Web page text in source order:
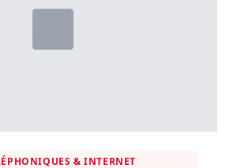
& INTERNET